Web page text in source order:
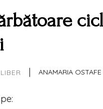
| ANAMARIA OSTAFE